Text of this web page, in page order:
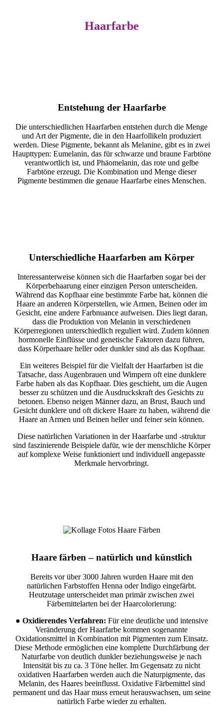
Haarfarbe
Entstehung der Haarfarbe
Die unterschiedlichen Haarfarben entstehen durch die Menge
und Art der Pigmente, die in den Haarfollikeln produziert
werden. Diese Pigmente, bekannt als Melanine, gibt es in zwei
Haupttypen: Eumelanin, das für schwarze und braune Farbtöne
verantwortlich ist, und Phäomelanin, das rote und gelbe
Farbtöne erzeugt. Die Kombination und Menge dieser
Pigmente bestimmen die genaue Haarfarbe eines Menschen.
Unterschiedliche Haarfarben am Körper
Interessanterweise können sich die Haarfarben sogar bei der
Körperbehaarung einer einzigen Person unterscheiden.
Während das Kopfhaar eine bestimmte Farbe hat, können die
Haare an anderen Körperstellen, wie Armen, Beinen oder im
Gesicht, eine andere Farbnuance aufweisen. Dies liegt daran,
dass die Produktion von Melanin in verschiedenen
Körperregionen unterschiedlich reguliert wird. Zudem können
hormonelle Einflüsse und genetische Faktoren dazu führen,
dass Körperhaare heller oder dunkler sind als das Kopfhaar.
Ein weiteres Beispiel für die Vielfalt der Haarfarben ist die
Tatsache, dass Augenbrauen und Wimpern oft eine dunklere
Farbe haben als das Kopfhaar. Dies geschieht, um die Augen
besser zu schützen und die Ausdruckskraft des Gesichts zu
betonen. Ebenso neigen Männer dazu, an Brust, Bauch und
Gesicht dunklere und oft dickere Haare zu haben, während die
Haare an Armen und Beinen heller und feiner sein können.
Diese natürlichen Variationen in der Haarfarbe und -struktur
sind faszinierende Beispiele dafür, wie der menschliche Körper
auf komplexe Weise funktioniert und individuell angepasste
Merkmale hervorbringt.
Haare färben – natürlich und künstlich
Bereits vor über 3000 Jahren wurden Haare mit den
natürlichen Farbstoffen Henna oder Indigo eingefärbt.
Heutzutage unterscheidet man primär zwischen zwei
Färbemittelarten bei der Haarcolorierung:
● Oxidierendes Verfahren: Für eine deutliche und intensive
Veränderung der Haarfarbe kommen sogenannte
Oxidationsmittel in Kombination mit Pigmenten zum Einsatz.
Diese Methode ermöglichen eine komplette Durchfärbung der
Naturfarbe von deutlich dunkler beziehungsweise je nach
Intensität bis zu ca. 3 Töne heller. Im Gegensatz zu nicht
oxidativen Haarfarben werden auch die Naturpigmente, das
Melanin, des Haares beeinflusst. Oxidative Färbemittel sind
permanent und das Haar muss erneut herauswachsen, um seine
natürlich Farbe wieder zu erhalten.